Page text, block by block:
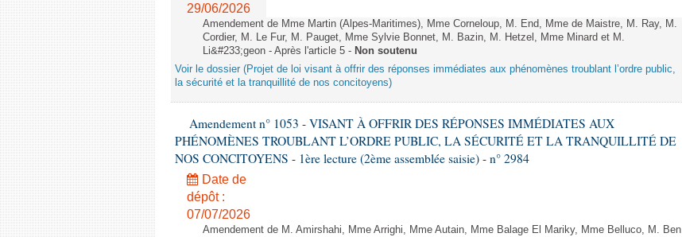
29/06/2026
Amendement de Mme Martin (Alpes-Maritimes), Mme Corneloup, M. End, Mme de Maistre, M. Ray, M.
Cordier, M. Le Fur, M. Pauget, Mme Sylvie Bonnet, M. Bazin, M. Hetzel, Mme Minard et M.
Li&#233;geon - Après l'article 5 - Non soutenu
Voir le dossier (Projet de loi visant à offrir des réponses immédiates aux phénomènes troublant l’ordre public,
la sécurité et la tranquillité de nos concitoyens)
Amendement n° 1053 - VISANT À OFFRIR DES RÉPONSES IMMÉDIATES AUX
PHÉNOMÈNES TROUBLANT L’ORDRE PUBLIC, LA SÉCURITÉ ET LA TRANQUILLITÉ DE
NOS CONCITOYENS - 1ère lecture (2ème assemblée saisie) - n° 2984
Date de
dépôt :
07/07/2026
Amendement de M. Amirshahi, Mme Arrighi, Mme Autain, Mme Balage El Mariky, Mme Belluco, M. Ben